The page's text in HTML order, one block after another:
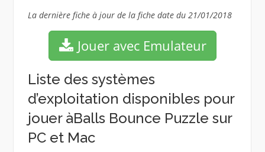
La dernière fiche à jour de la fiche date du 21/01/2018
Jouer avec Emulateur
Liste des systèmes
d’exploitation disponibles pour
jouer àBalls Bounce Puzzle sur
PC et Mac